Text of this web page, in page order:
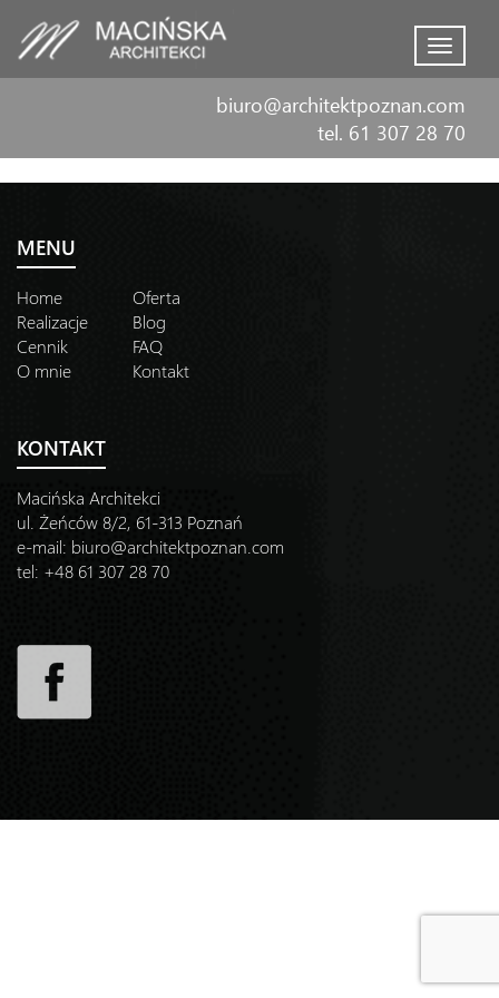
Menu
biuro@architektpoznan.com
tel. 61 307 28 70
MENU
Home
Oferta
Realizacje
Blog
Cennik
FAQ
O mnie
Kontakt
KONTAKT
Macińska Architekci
ul. Żeńców 8/2, 61-313 Poznań
e-mail: biuro@architektpoznan.com
tel: +48 61 307 28 70